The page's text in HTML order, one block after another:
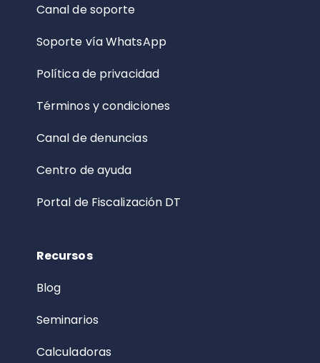
Canal de soporte
Soporte vía WhatsApp
Política de privacidad
Términos y condiciones
Canal de denuncias
Centro de ayuda
Portal de Fiscalización DT
Recursos
Blog
Seminarios
Calculadoras